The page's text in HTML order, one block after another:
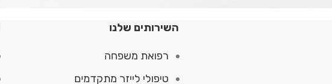
השירותים שלנו
רפואת משפחה
טיפולי לייזר מתקדמים